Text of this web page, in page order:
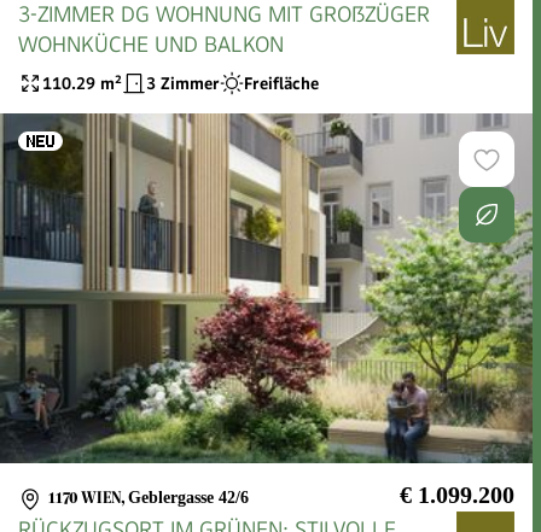
3-ZIMMER DG WOHNUNG MIT GROßZÜGER
WOHNKÜCHE UND BALKON
110.29 m² 3 Zimmer Freifläche
1170 WIEN, Geblergasse 42/6 € 1.099.200